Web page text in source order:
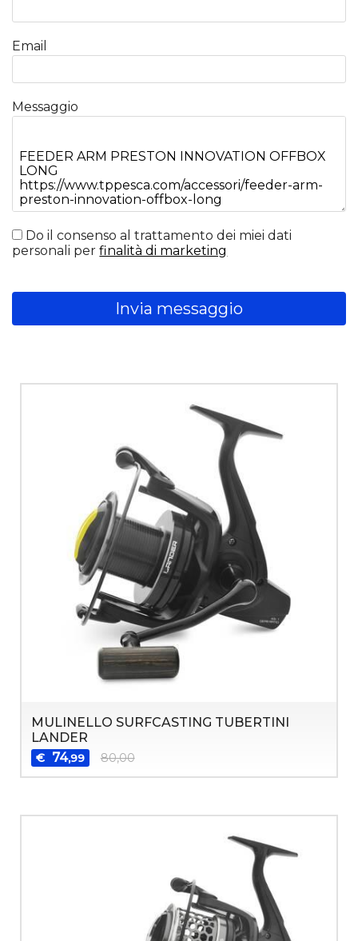
Email
Messaggio
Do il consenso al trattamento dei miei dati
personali perfinalità di marketing
Invia messaggio
MULINELLO SURFCASTING TUBERTINI
LANDER
€ 74,99 80,00